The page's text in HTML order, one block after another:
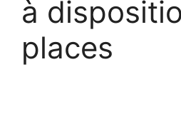
à
places